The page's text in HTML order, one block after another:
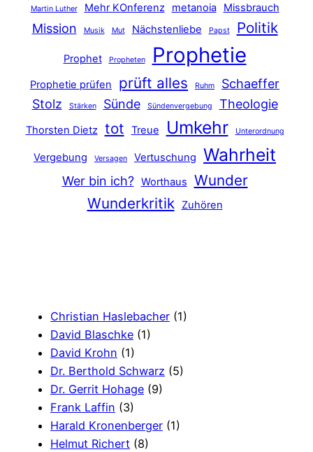
Martin Luther Mehr KOnferenz metanoia Missbrauch
Mission Musik Mut Nächstenliebe Papst Politik
Prophet Propheten Prophetie
Prophetie prüfen prüft alles Ruhm
Schaeffer
Stolz
Stärken Sünde Sündenvergebung Theologie
Thorsten Dietz tot Treue Umkehr Unterordnung
Vergebung Versagen Vertuschung Wahrheit
Wer bin ich? Worthaus
Wunder
Wunderkritik
Zuhören
Christian Haslebacher (1)
David Blaschke (1)
David Krohn (1)
Dr. Berthold Schwarz (5)
Dr. Gerrit Hohage (9)
Frank Laffin (3)
Harald Kronenberger (1)
Helmut Richert (8)